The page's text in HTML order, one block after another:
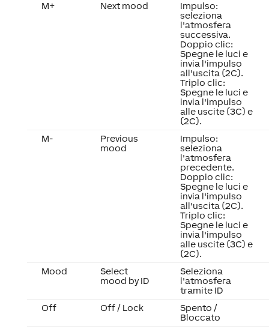
M+ Next mood
Impulso:
seleziona
l'atmosfera
successiva.
Doppio clic:
Spegne le luci e
invia l'impulso
all'uscita (2C).
Triplo clic:
Spegne le luci e
invia l'impulso
alle uscite (3C) e
(2C).
M-
Previous
mood
Impulso:
seleziona
l'atmosfera
precedente.
Doppio clic:
Spegne le luci e
invia l'impulso
all'uscita (2C).
Triplo clic:
Spegne le luci e
invia l'impulso
alle uscite (3C) e
(2C).
Mood
Select
mood by ID
Seleziona
l'atmosfera
tramite ID
Off
Off / Lock
Spento /
Bloccato